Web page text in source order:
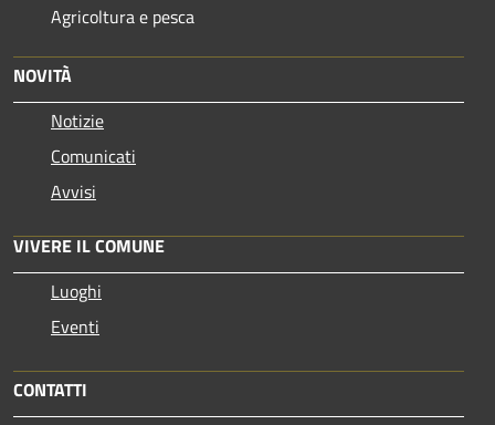
Agricoltura e pesca
NOVITÀ
Notizie
Comunicati
Avvisi
VIVERE IL COMUNE
Luoghi
Eventi
CONTATTI